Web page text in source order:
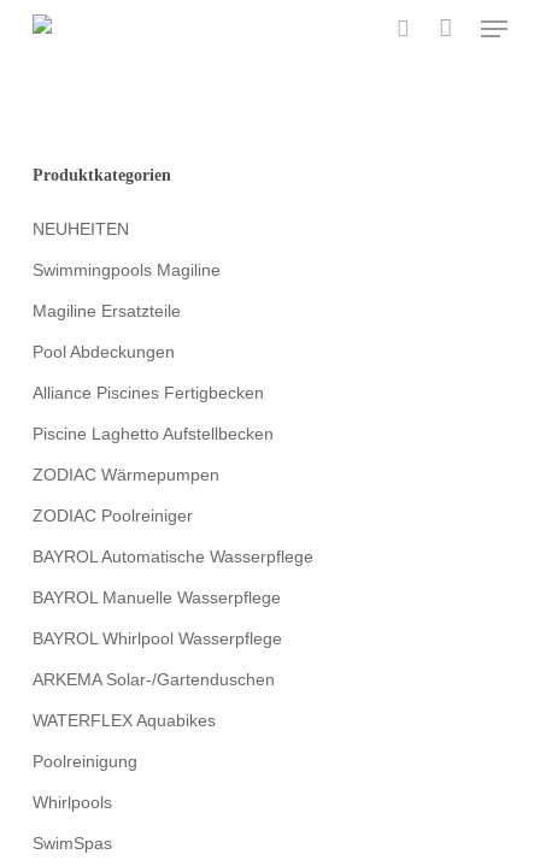
Menu
Produktkategorien
NEUHEITEN
Swimmingpools Magiline
Magiline Ersatzteile
Pool Abdeckungen
Alliance Piscines Fertigbecken
Piscine Laghetto Aufstellbecken
ZODIAC Wärmepumpen
ZODIAC Poolreiniger
BAYROL Automatische Wasserpflege
BAYROL Manuelle Wasserpflege
BAYROL Whirlpool Wasserpflege
ARKEMA Solar-/Gartenduschen
WATERFLEX Aquabikes
Poolreinigung
Whirlpools
SwimSpas